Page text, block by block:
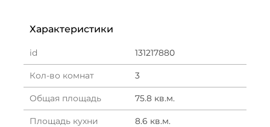
Характеристики
id 131217880
Кол-во комнат 3
Общая площадь 75.8 кв.м.
Площадь кухни 8.6 кв.м.